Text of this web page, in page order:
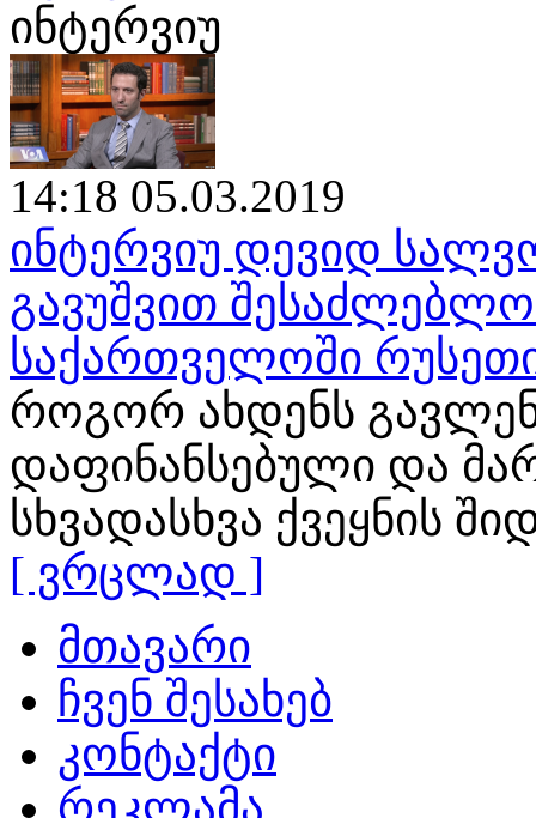
ინტერვიუ
14:18 05.03.2019
ინტერვიუ დევიდ
გავუშვით
საქართველოში
როგორ ახდენს
დაფინანსებული და
სხვადასხვა ქვეყნის
[ ვრცლად ]
მთავარი
ჩვენ შესახებ
კონტაქტი